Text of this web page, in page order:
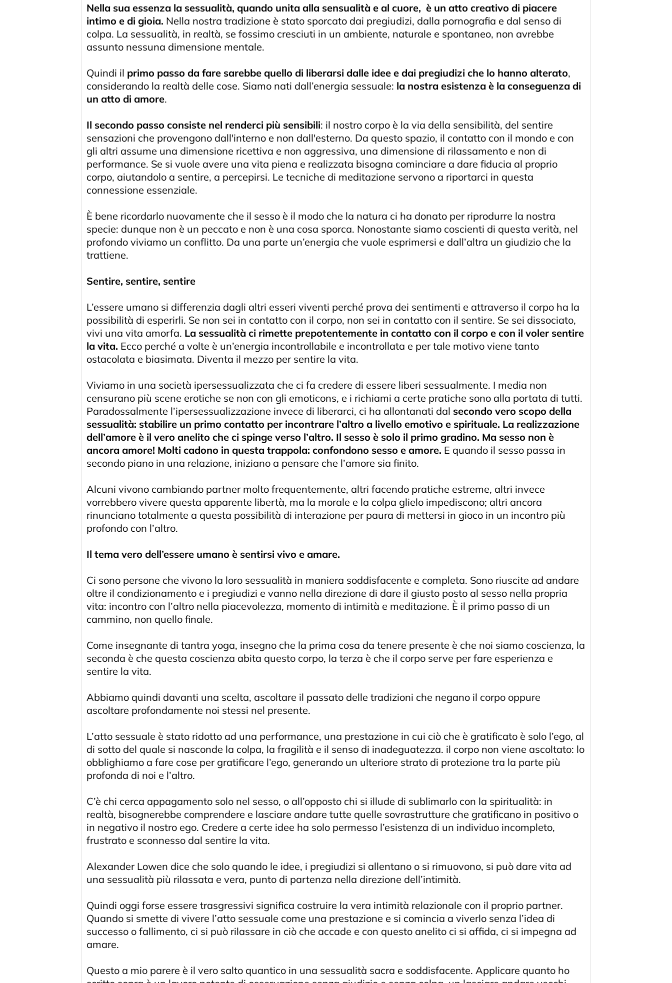
Nella sua essenza la sessualità, quando unita alla sensualità e al cuore, è un atto creativo di piacere
intimo e di gioia. Nella nostra tradizione è stato sporcato dai pregiudizi, dalla pornografia e dal senso di
colpa. La sessualità, in realtà, se fossimo cresciuti in un ambiente, naturale e spontaneo, non avrebbe
assunto nessuna dimensione mentale.
Quindi il primo passo da fare sarebbe quello di liberarsi dalle idee e dai pregiudizi che lo hanno alterato,
considerando la realtà delle cose. Siamo nati dall’energia sessuale: la nostra esistenza è la conseguenza di
un atto di amore.
Il secondo passo consiste nel renderci più sensibili: il nostro corpo è la via della sensibilità, del sentire
sensazioni che provengono dall'interno e non dall'esterno. Da questo spazio, il contatto con il mondo e con
gli altri assume una dimensione ricettiva e non aggressiva, una dimensione di rilassamento e non di
performance. Se si vuole avere una vita piena e realizzata bisogna cominciare a dare fiducia al proprio
corpo, aiutandolo a sentire, a percepirsi. Le tecniche di meditazione servono a riportarci in questa
connessione essenziale.
È bene ricordarlo nuovamente che il sesso è il modo che la natura ci ha donato per riprodurre la nostra
specie: dunque non è un peccato e non è una cosa sporca. Nonostante siamo coscienti di questa verità, nel
profondo viviamo un conflitto. Da una parte un’energia che vuole esprimersi e dall’altra un giudizio che la
trattiene.
Sentire, sentire, sentire
L’essere umano si differenzia dagli altri esseri viventi perché prova dei sentimenti e attraverso il corpo ha la
possibilità di esperirli. Se non sei in contatto con il corpo, non sei in contatto con il sentire. Se sei dissociato,
vivi una vita amorfa. La sessualità ci rimette prepotentemente in contatto con il corpo e con il voler sentire
la vita. Ecco perché a volte è un’energia incontrollabile e incontrollata e per tale motivo viene tanto
ostacolata e biasimata. Diventa il mezzo per sentire la vita.
Viviamo in una società ipersessualizzata che ci fa credere di essere liberi sessualmente. I media non
censurano più scene erotiche se non con gli emoticons, e i richiami a certe pratiche sono alla portata di tutti.
Paradossalmente l’ipersessualizzazione invece di liberarci, ci ha allontanati dal secondo vero scopo della
sessualità: stabilire un primo contatto per incontrare l’altro a livello emotivo e spirituale. La realizzazione
dell’amore è il vero anelito che ci spinge verso l’altro. Il sesso è solo il primo gradino. Ma sesso non è
ancora amore! Molti cadono in questa trappola: confondono sesso e amore. E quando il sesso passa in
secondo piano in una relazione, iniziano a pensare che l’amore sia finito.
Alcuni vivono cambiando partner molto frequentemente, altri facendo pratiche estreme, altri invece
vorrebbero vivere questa apparente libertà, ma la morale e la colpa glielo impediscono; altri ancora
rinunciano totalmente a questa possibilità di interazione per paura di mettersi in gioco in un incontro più
profondo con l’altro.
Il tema vero dell’essere umano è sentirsi vivo e amare.
Ci sono persone che vivono la loro sessualità in maniera soddisfacente e completa. Sono riuscite ad andare
oltre il condizionamento e i pregiudizi e vanno nella direzione di dare il giusto posto al sesso nella propria
vita: incontro con l’altro nella piacevolezza, momento di intimità e meditazione. È il primo passo di un
cammino, non quello finale.
Come insegnante di tantra yoga, insegno che la prima cosa da tenere presente è che noi siamo coscienza, la
seconda è che questa coscienza abita questo corpo, la terza è che il corpo serve per fare esperienza e
sentire la vita.
Abbiamo quindi davanti una scelta, ascoltare il passato delle tradizioni che negano il corpo oppure
ascoltare profondamente noi stessi nel presente.
L’atto sessuale è stato ridotto ad una performance, una prestazione in cui ciò che è gratificato è solo l’ego, al
di sotto del quale si nasconde la colpa, la fragilità e il senso di inadeguatezza. il corpo non viene ascoltato: lo
obblighiamo a fare cose per gratificare l’ego, generando un ulteriore strato di protezione tra la parte più
profonda di noi e l’altro.
C’è chi cerca appagamento solo nel sesso, o all’opposto chi si illude di sublimarlo con la spiritualità: in
realtà, bisognerebbe comprendere e lasciare andare tutte quelle sovrastrutture che gratificano in positivo o
in negativo il nostro ego. Credere a certe idee ha solo permesso l’esistenza di un individuo incompleto,
frustrato e sconnesso dal sentire la vita.
Alexander Lowen dice che solo quando le idee, i pregiudizi si allentano o si rimuovono, si può dare vita ad
una sessualità più rilassata e vera, punto di partenza nella direzione dell’intimità.
Quindi oggi forse essere trasgressivi significa costruire la vera intimità relazionale con il proprio partner.
Quando si smette di vivere l’atto sessuale come una prestazione e si comincia a viverlo senza l’idea di
successo o fallimento, ci si può rilassare in ciò che accade e con questo anelito ci si affida, ci si impegna ad
amare.
Questo a mio parere è il vero salto quantico in una sessualità sacra e soddisfacente. Applicare quanto ho